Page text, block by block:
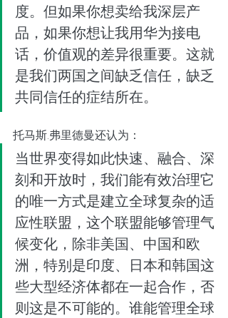
度。但如果你想卖给我深层产
品，如果你想让我用华为接电
话，价值观的差异很重要。这就
是我们两国之间缺乏信任，缺乏
共同信任的症结所在。
托马斯.弗里德曼还认为：
当世界变得如此快速、融合、深
刻和开放时，我们能有效治理它
的唯一方式是建立全球复杂的适
应性联盟，这个联盟能够管理气
候变化，除非美国、中国和欧
洲，特别是印度、日本和韩国这
些大型经济体都在一起合作，否
则这是不可能的。谁能管理全球